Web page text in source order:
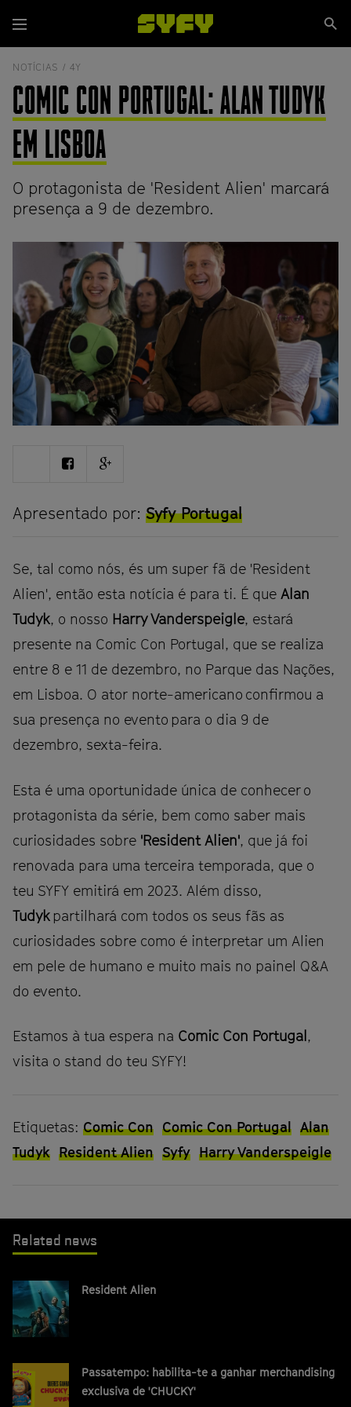
para
o
conteúdo
Menu
NOTÍCIAS / 4Y
COMIC CON PORTUGAL: ALAN TUDYK
EM LISBOA
O protagonista de 'Resident Alien' marcará
presença a 9 de dezembro.
ShareShare Share
plus
Apresentado por: Syfy Portugal
Se, tal como nós, és um super fã de 'Resident
Alien', então esta notícia é para ti. É que Alan
Tudyk, o nosso Harry Vanderspeigle, estará
presente na Comic Con Portugal, que se realiza
entre 8 e 11 de dezembro, no Parque das Nações,
em Lisboa. O ator norte-americano confirmou a
sua presença no evento para o dia 9 de
dezembro, sexta-feira.
Esta é uma oportunidade única de conhecer o
protagonista da série, bem como saber mais
curiosidades sobre 'Resident Alien', que já foi
renovada para uma terceira temporada, que o
teu SYFY emitirá em 2023. Além disso,
Tudyk partilhará com todos os seus fãs as
curiosidades sobre como é interpretar um Alien
em pele de humano e muito mais no painel Q&A
do evento.
Estamos à tua espera na Comic Con Portugal ,
visita o stand do teu SYFY!
Etiquetas: Comic Con Comic Con Portugal Alan
Tudyk Resident Alien Syfy Harry Vanderspeigle
Related news
Resident Alien
Passatempo: habilita-te a ganhar merchandising
exclusiva de 'CHUCKY'